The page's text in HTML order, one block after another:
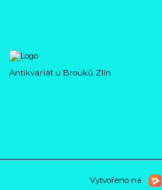
Antikvariát u Brouků Zlín
Vytvořeno na